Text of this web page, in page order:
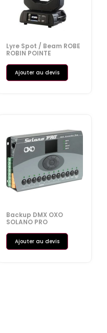
Lyre Spot / Beam ROBE
ROBIN POINTE
Ajouter au devis
Backup DMX OXO
SOLANO PRO
Ajouter au devis